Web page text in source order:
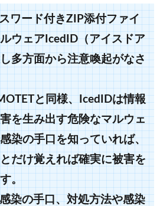
ワード付きZIP添付ファイ
ウェアIcedID（アイスドア
多方面から注意喚起がなさ
と同様、IcedIDは情報
を生み出す危険なマルウェ
染の手口を知っていれば、
だけ覚えれば確実に被害を
。
染の手口、対処方法や感染